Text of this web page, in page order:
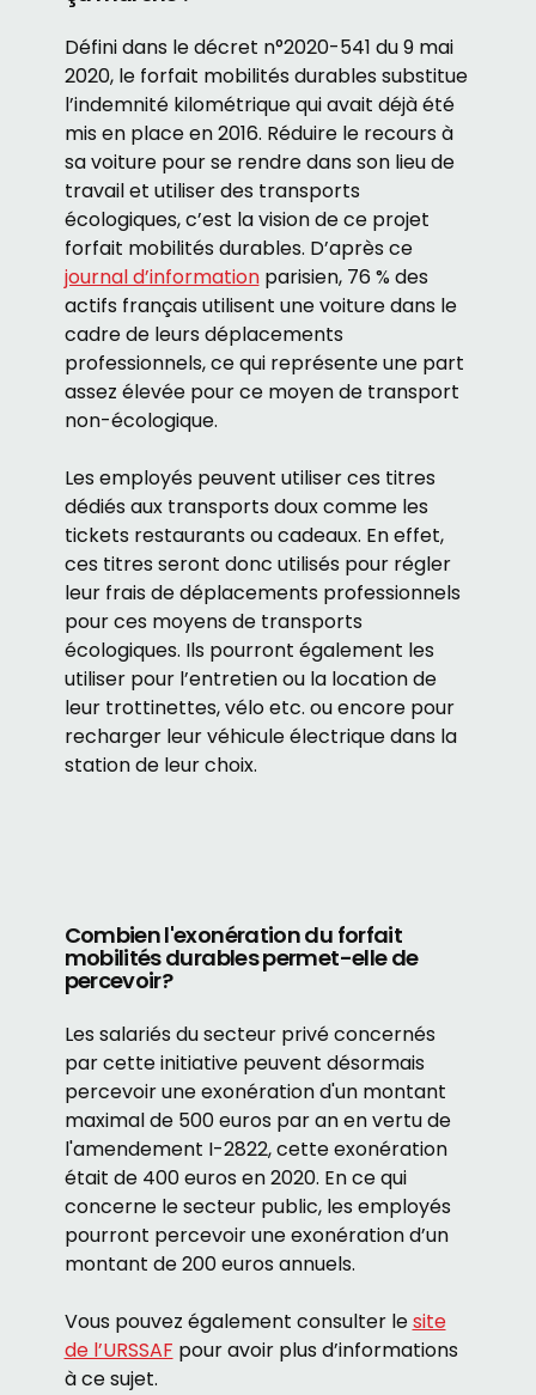
Défini dans le décret n°2020-541 du 9 mai
2020, le forfait mobilités durables substitue
l’indemnité kilométrique qui avait déjà été
mis en place en 2016. Réduire le recours à
sa voiture pour se rendre dans son lieu de
travail et utiliser des transports
écologiques, c’est la vision de ce projet
forfait mobilités durables. D’après ce
journal d’informationparisien, 76 % des
actifs français utilisent une voiture dans le
cadre de leurs déplacements
professionnels, ce qui représente une part
assez élevée pour ce moyen de transport
non-écologique.
Les employés peuvent utiliser ces titres
dédiés aux transports doux comme les
tickets restaurants ou cadeaux. En effet,
ces titres seront donc utilisés pour régler
leur frais de déplacements professionnels
pour ces moyens de transports
écologiques. Ils pourront également les
utiliser pour l’entretien ou la location de
leur trottinettes, vélo etc. ou encore pour
recharger leur véhicule électrique dans la
station de leur choix.
Combien l'exonération du forfait
mobilités durables permet-elle de
percevoir?
Les salariés du secteur privé concernés
par cette initiative peuvent désormais
percevoir une exonération d'un montant
maximal de 500 euros par an en vertu de
l'amendement I-2822, cette exonération
était de 400 euros en 2020. En ce qui
concerne le secteur public, les employés
pourront percevoir une exonération d’un
montant de 200 euros annuels.
Vous pouvez également consulter lesite
de l’URSSAF pour avoir plus d’informations
à ce sujet.